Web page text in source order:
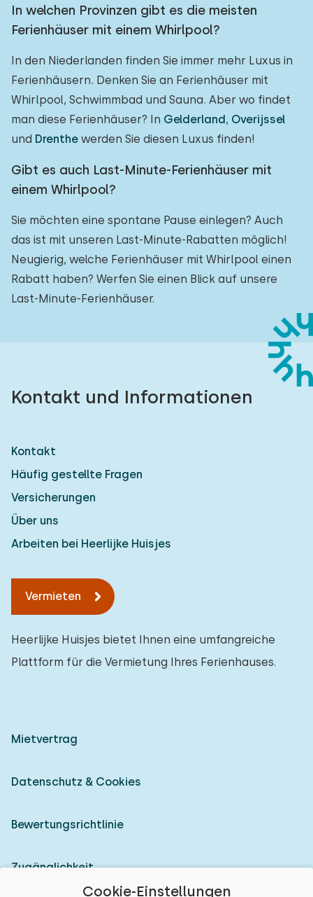
Cookie-Einstellungen
In welchen Provinzen gibt es die meisten
Ferienhäuser mit einem Whirlpool?
In den Niederlanden finden Sie immer mehr Luxus in
Ferienhäusern. Denken Sie an Ferienhäuser mit
Whirlpool, Schwimmbad und Sauna. Aber wo findet
man diese Ferienhäuser? In Gelderland, Overijssel
und Drenthe werden Sie diesen Luxus finden!
Gibt es auch Last-Minute-Ferienhäuser mit
einem Whirlpool?
Sie möchten eine spontane Pause einlegen? Auch
das ist mit unseren Last-Minute-Rabatten möglich!
Neugierig, welche Ferienhäuser mit Whirlpool einen
Rabatt haben? Werfen Sie einen Blick auf unsere
Last-Minute-Ferienhäuser.
Kontakt und Informationen
Kontakt
Häufig gestellte Fragen
Versicherungen
Über uns
Arbeiten bei Heerlijke Huisjes
Vermieten
Heerlijke Huisjes bietet Ihnen eine umfangreiche
Plattform für die Vermietung Ihres Ferienhauses.
Mietvertrag
Datenschutz & Cookies
Bewertungsrichtlinie
Zugänglichkeit